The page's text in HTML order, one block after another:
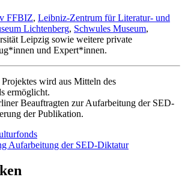
FFBIZ, Leibniz-Zentrum für Literatur- und
Lichtenberg, Schwules Museum,
Leipzig sowie weitere private
und Expert*innen.
wird aus Mitteln des
ermöglicht.
Beauftragten zur Aufarbeitung der SED-
der Publikation.